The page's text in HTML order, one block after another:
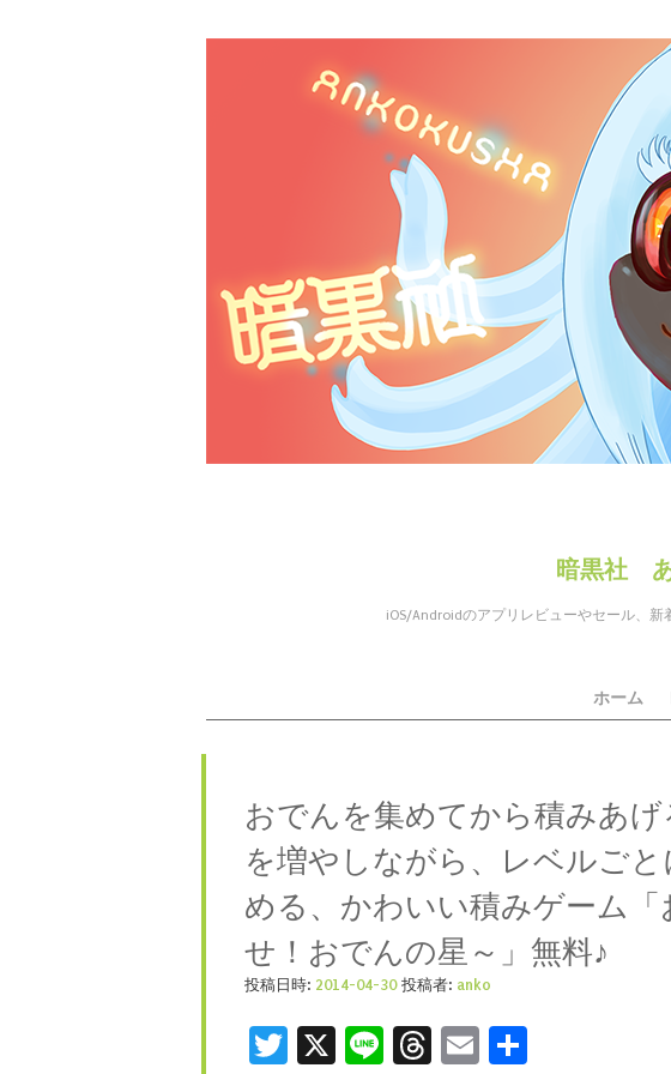
暗黒社
iOS/Androidのアプリレビューやセール、
メニュー ホーム
おでんを集めてから積みあ
を増やしながら、レベルご
める、かわいい積みゲーム
せ！おでんの星～」無料♪
投稿日時: 2014-04-30投稿者: anko
Twitter
X LineThreads
Email